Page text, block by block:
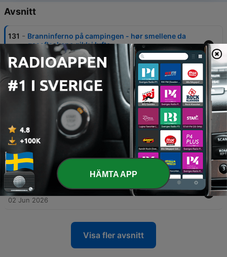
Avsnitt
131 - Branninferno på campingen - hør smellene da
gassflaskene gikk i lufta
08 Jul 2026
Togpanikk og et nytt punktum på Ebru gård
19 Jun 2026
Dommen etter drapet på Heidi Sagen: «Han var
den dominerende»
15 Jun 2026
128
Mannen som gikk amok, mordbrann og uavklart
dødsfall
12 Jun 2026
127 - Løten-saken – Lystrup anke avvist av Høyesterett
02 Jun 2026
Visa fler avsnitt
HÄMTA APP